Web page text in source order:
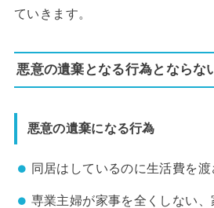
ていきます。
悪意の遺棄となる行為とならな
悪意の遺棄になる行為
同居はしているのに生活費を渡
専業主婦が家事を全くしない